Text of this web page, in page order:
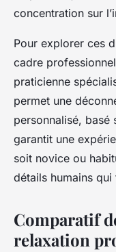
concentration sur
Pour explorer ces
cadre
praticienne
permet une
personnalisé, basé
garantit une
soit novice ou
détails humains
Comparatif
relaxation